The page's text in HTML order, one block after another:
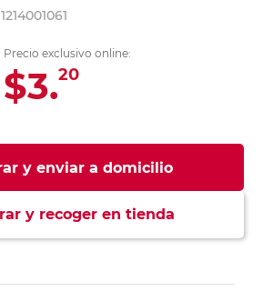
1214001061
Precio exclusivo online:
$3.20
y enviar a domicilio
y recoger en tienda